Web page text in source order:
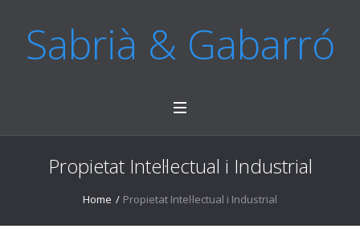
Sabrià & Gabarró
Propietat Intel·lectual i Industrial
Home / Propietat Intel·lectual i Industrial